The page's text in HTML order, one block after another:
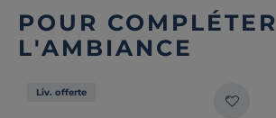
POUR COMPLÉTER
L'AMBIANCE
Liv. offerte